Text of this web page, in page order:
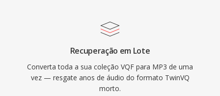
Recuperação em Lote
Converta toda a sua coleção VQF para MP3 de uma
vez — resgate anos de áudio do formato TwinVQ
morto.